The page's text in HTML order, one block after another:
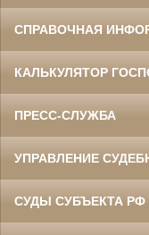
СПРАВОЧНАЯ
КАЛЬКУЛЯТОР
ПРЕСС-СЛУЖБА
УПРАВЛЕНИЕ
СУДЫ СУБЪЕКТА РФ